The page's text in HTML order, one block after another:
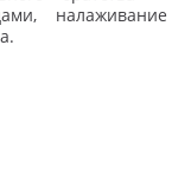
налаживание